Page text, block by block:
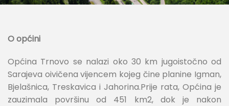
O općini
Općina Trnovo se nalazi oko 30 km jugoistočno od
Sarajeva oivičena vijencem kojeg čine planine Igman,
Bjelašnica, Treskavica i Jahorina.Prije rata, Općina je
zauzimala površinu od 451 km2, dok je nakon